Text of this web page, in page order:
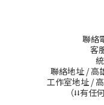
聯絡
客
聯絡地址 / 高
工作室地址 /
（⭣⭣有